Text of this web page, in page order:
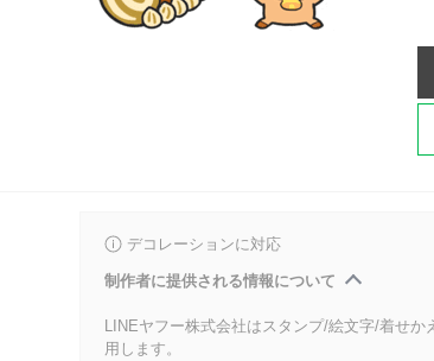
デコレーションに対応
制作者に提供される情報について
LINEヤフー株式会社はスタンプ/絵文字/着せ
用します。